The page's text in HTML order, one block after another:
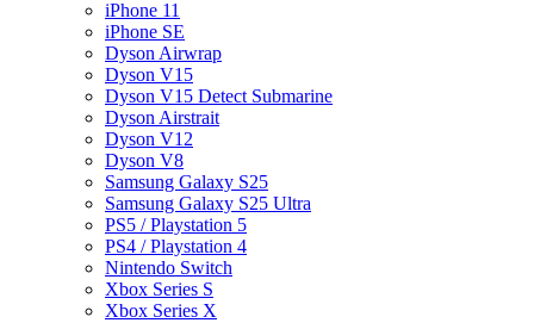
iPhone 11
iPhone SE
Dyson Airwrap
Dyson V15
Dyson V15 Detect Submarine
Dyson Airstrait
Dyson V12
Dyson V8
Samsung Galaxy S25
Samsung Galaxy S25 Ultra
PS5 / Playstation 5
PS4 / Playstation 4
Nintendo Switch
Xbox Series S
Xbox Series X